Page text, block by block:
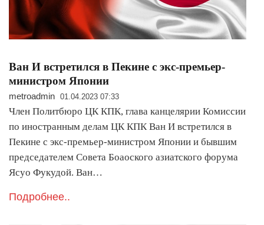
Ван И встретился в Пекине с экс-премьер-
министром Японии
metroadmin 01.04.2023 07:33
Член Политбюро ЦК КПК, глава канцелярии Комиссии
по иностранным делам ЦК КПК Ван И встретился в
Пекине с экс-премьер-министром Японии и бывшим
председателем Совета Боаоского азиатского форума
Ясуо Фукудой. Ван…
Подробнее..